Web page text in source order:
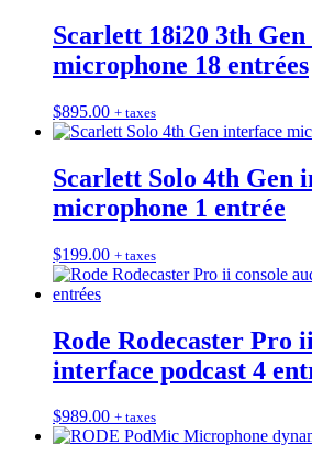
Scarlett 18i20 3th
microphone 18 entrées
$895.00 + taxes
Scarlett Solo 4th Gen
microphone 1 entrée
$199.00 + taxes
Rode Rodecaster Pro
interface podcast 4
$989.00 + taxes